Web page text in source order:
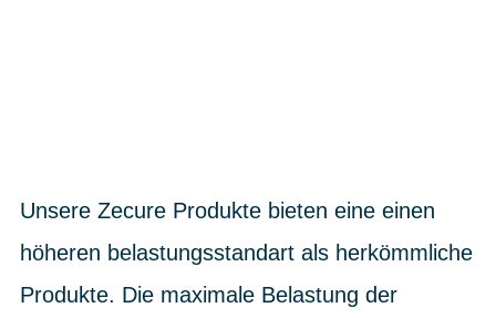
Unsere Zecure Produkte bieten eine einen
höheren belastungsstandart als herkömmliche
Produkte. Die maximale Belastung der